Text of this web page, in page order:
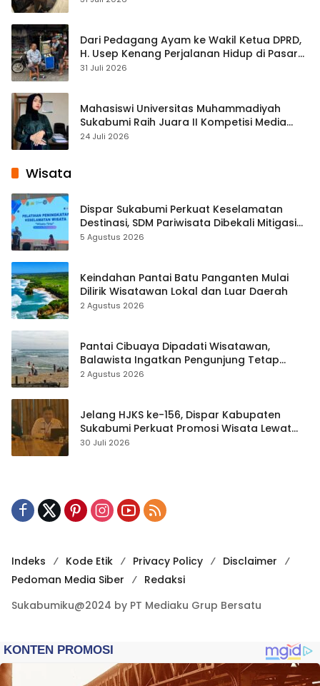
Dari Pedagang Ayam ke Wakil Ketua DPRD,
H. Usep Kenang Perjalanan Hidup di Pasar
Cisaat
31 Juli 2026
Mahasiswi Universitas Muhammadiyah
Sukabumi Raih Juara II Kompetisi Media
Pembelajaran Digital Tingkat Internasional
24 Juli 2026
Wisata
Dispar Sukabumi Perkuat Keselamatan
Destinasi, SDM Pariwisata Dibekali Mitigasi
hingga Teknik Evakuasi
5 Agustus 2026
Keindahan Pantai Batu Panganten Mulai
Dilirik Wisatawan Lokal dan Luar Daerah
2 Agustus 2026
Pantai Cibuaya Dipadati Wisatawan,
Balawista Ingatkan Pengunjung Tetap
Waspada
2 Agustus 2026
Jelang HJKS ke-156, Dispar Kabupaten
Sukabumi Perkuat Promosi Wisata Lewat
Publikasi Digital
30 Juli 2026
Indeks Kode Etik Privacy Policy
Disclaimer
Pedoman Media Siber
Redaksi
Sukabumiku@2024 by PT Mediaku Grup Bersatu